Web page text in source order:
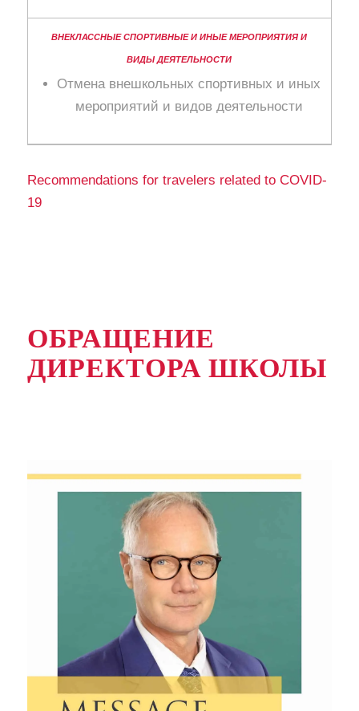
Отмена внешкольных спортивных и иных
мероприятий и видов деятельности
Recommendations for travelers related to COVID-
19
ОБРАЩЕНИЕ
ДИРЕКТОРА ШКОЛЫ